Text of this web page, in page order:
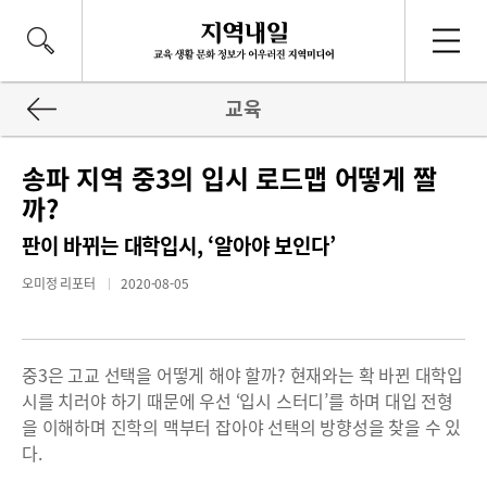
교육
송파 지역 중3의 입시 로드맵 어떻게 짤
까?
판이 바뀌는 대학입시, ‘알아야 보인다’
오미정 리포터 2020-08-05
중3은 고교 선택을 어떻게 해야 할까? 현재와는 확 바뀐 대학입
시를 치러야 하기 때문에 우선 ‘입시 스터디’를 하며 대입 전형
을 이해하며 진학의 맥부터 잡아야 선택의 방향성을 찾을 수 있
다.